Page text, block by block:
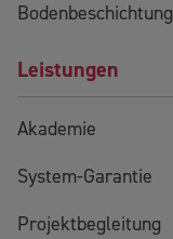
Bodenbeschichtung
Leistungen
Akademie
System-Garantie
Projektbegleitung